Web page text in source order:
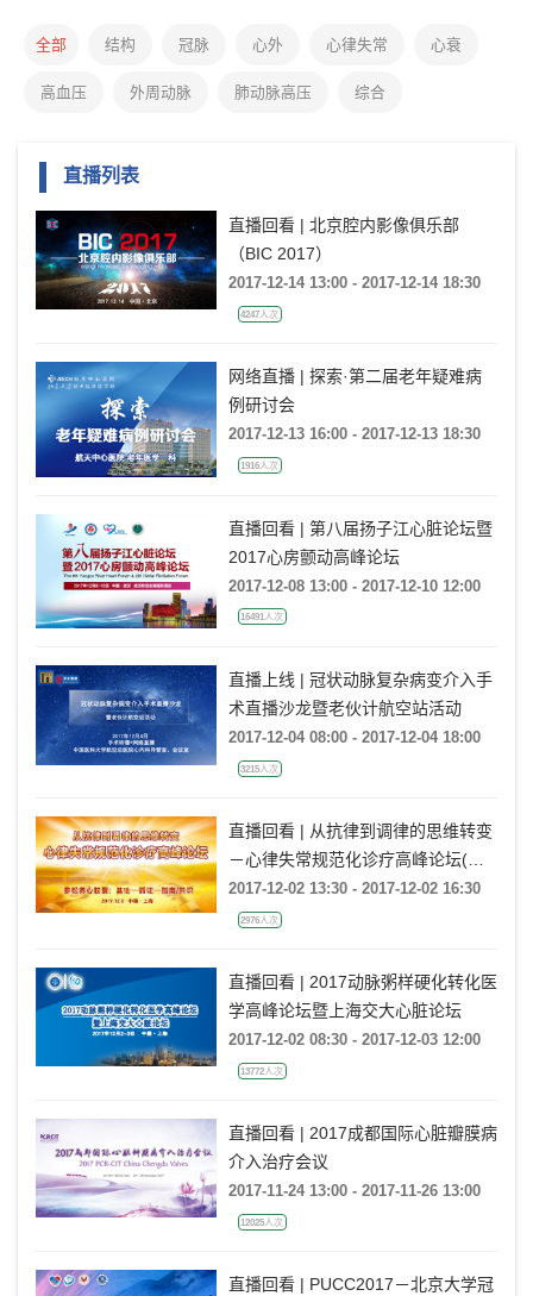
全部 结构 冠脉 心外 心律失常 心衰
高血压 外周动脉 肺动脉高压 综合
直播列表
直播回看 | 北京腔内影像俱乐部
（BIC 2017）
2017-12-14 13:00 - 2017-12-14 18:30
4247人次
网络直播 | 探索·第二届老年疑难病
例研讨会
2017-12-13 16:00 - 2017-12-13 18:30
1916人次
直播回看 | 第八届扬子江心脏论坛暨
2017心房颤动高峰论坛
2017-12-08 13:00 - 2017-12-10 12:00
16491人次
直播上线 | 冠状动脉复杂病变介入手
术直播沙龙暨老伙计航空站活动
2017-12-04 08:00 - 2017-12-04 18:00
3215人次
直播回看 | 从抗律到调律的思维转变
－心律失常规范化诊疗高峰论坛(上
海站)
2017-12-02 13:30 - 2017-12-02 16:30
2976人次
直播回看 | 2017动脉粥样硬化转化医
学高峰论坛暨上海交大心脏论坛
2017-12-02 08:30 - 2017-12-03 12:00
13772人次
直播回看 | 2017成都国际心脏瓣膜病
介入治疗会议
2017-11-24 13:00 - 2017-11-26 13:00
12025人次
直播回看 | PUCC2017－北京大学冠